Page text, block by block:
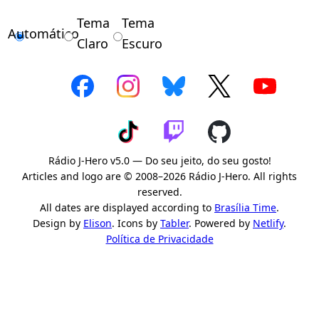
Automático
Tema
Claro
Tema
Escuro
Rádio J-Hero v5.0 — Do seu jeito, do seu gosto!
Articles and logo are © 2008–2026 Rádio J-Hero. All rights
reserved.
All dates are displayed according to Brasília Time.
Design by Elison. Icons by Tabler. Powered by Netlify.
Política de Privacidade